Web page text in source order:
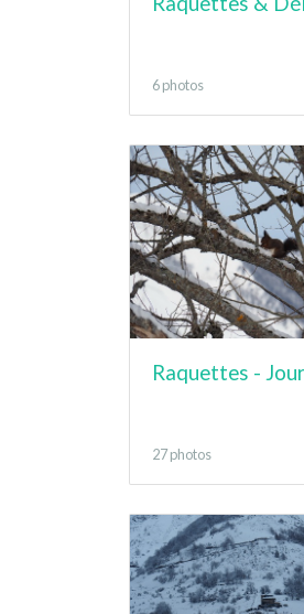
6 photos
27 photos